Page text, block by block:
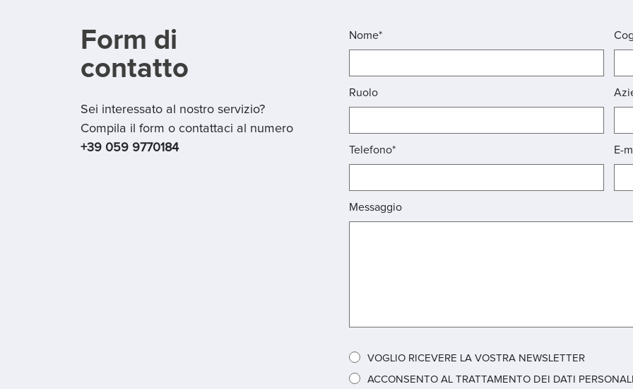
Form di
contatto
Sei interessato al nostro servizio?
Compila il form o contattaci al numero
+39 059 9770184
Nome*
Ruolo
Telefono* E-
Messaggio
VOGLIO RICEVERE LA VOSTRA NEWSLETTER
ACCONSENTO AL TRATTAMENTO DEI DATI